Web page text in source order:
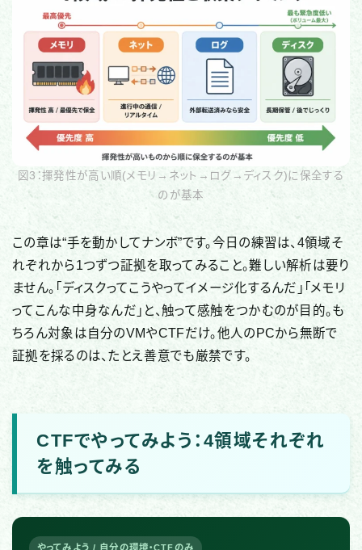
図3：揮発性が高い順(メモリ→ネット→ログ→ディスク)に保全する
のが基本
この章は“手を動かしてナンボ”です。今日の練習は、4領域そ
れぞれから1つずつ証拠を取ってみること。難しい解析は要り
ません。「ディスクってこうやってイメージ化するんだ」「メモリ
ってこんな中身なんだ」と、触って感触をつかむのが目的。も
ちろん対象は自分のVMやCTFだけ。他人のPCから無断で
証拠を採るのは、たとえ善意でも厳禁です。
CTFでやってみよう：4領域それぞれ
を触ってみる
やってみよう / 自分の環境・CTFのみ